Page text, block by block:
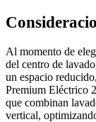
Al momento de
del centro de
un espacio
Premium Eléctrico
que combinan
vertical,